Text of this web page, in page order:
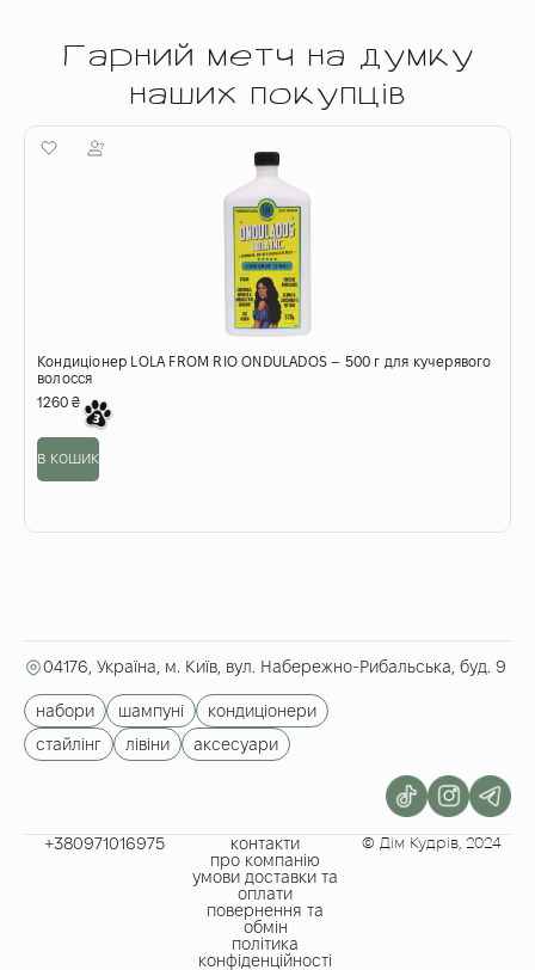
Гарний метч на думку
наших покупців
Кондиціонер LOLA FROM RIO ONDULADOS – 500 г для кучерявого
волосся
1260 ₴
в кошик
04176, Україна, м. Київ, вул. Набережно-Рибальська, буд. 9
набори шампуні
кондиціонери
стайлінг
лівіни аксесуари
+380971016975​
контакти
про компанію
умови доставки та
оплати
повернення та
обмін
політика
конфіденційності
© Дім Кудрів, 2024